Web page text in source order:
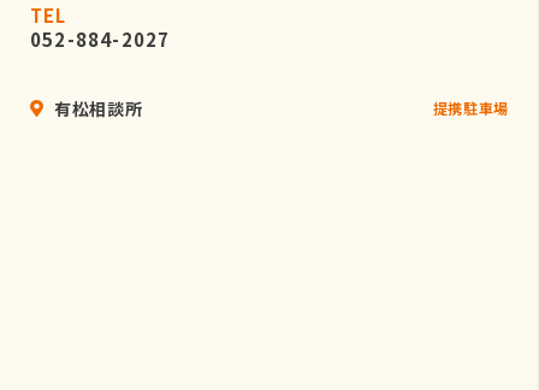
TEL
052-884-2027
有松相談所 提携駐車場